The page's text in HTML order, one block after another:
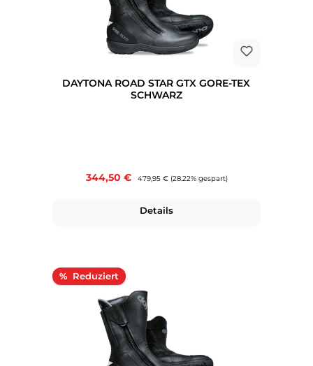
DAYTONA ROAD STAR GTX GORE-TEX
SCHWARZ
Verkaufspreis:
344,50 € Regulärer Preis:
479,95 € (28.22% gespart)
Details
% Rabatt